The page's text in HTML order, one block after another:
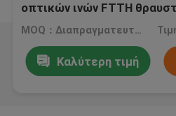
οπτικών ινών FTTH
MOQ：Διαπραγματευτείτε
Καλύτερη τιμή